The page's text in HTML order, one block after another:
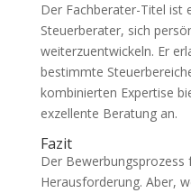
Der Fachberater-Titel ist
Steuerberater, sich
weiterzuentwickeln. Er
bestimmte
kombinierten Expertise
exzellente Beratung an.
Fazit
Der Bewerbungsprozess
Herausforderung. Aber,